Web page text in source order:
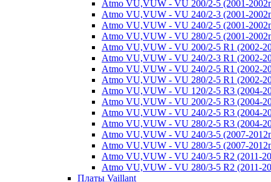
Atmo VU,VUW - VU 200/2-5 (2001-
Atmo VU,VUW - VU 240/2-3 (2001-
Atmo VU,VUW - VU 240/2-5 (2001-
Atmo VU,VUW - VU 280/2-5 (2001-
Atmo VU,VUW - VU 200/2-5 R1 (2002-
Atmo VU,VUW - VU 240/2-3 R1 (2002-
Atmo VU,VUW - VU 240/2-5 R1 (2002-
Atmo VU,VUW - VU 280/2-5 R1 (2002-
Atmo VU,VUW - VU 120/2-5 R3 (2004-
Atmo VU,VUW - VU 200/2-5 R3 (2004-
Atmo VU,VUW - VU 240/2-5 R3 (2004-
Atmo VU,VUW - VU 280/2-5 R3 (2004-
Atmo VU,VUW - VU 240/3-5 (2007-
Atmo VU,VUW - VU 280/3-5 (2007-
Atmo VU,VUW - VU 240/3-5 R2 (2011-
Atmo VU,VUW - VU 280/3-5 R2 (2011-
Платы Vaillant